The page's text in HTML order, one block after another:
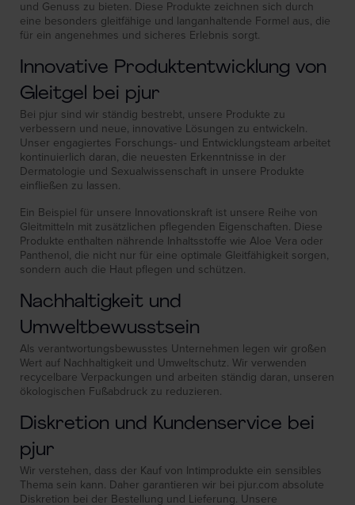
und Genuss zu bieten. Diese Produkte zeichnen sich durch
eine besonders gleitfähige und langanhaltende Formel aus, die
für ein angenehmes und sicheres Erlebnis sorgt.
Innovative Produktentwicklung von
Gleitgel bei pjur
Bei pjur sind wir ständig bestrebt, unsere Produkte zu
verbessern und neue, innovative Lösungen zu entwickeln.
Unser engagiertes Forschungs- und Entwicklungsteam arbeitet
kontinuierlich daran, die neuesten Erkenntnisse in der
Dermatologie und Sexualwissenschaft in unsere Produkte
einfließen zu lassen.
Ein Beispiel für unsere Innovationskraft ist unsere Reihe von
Gleitmitteln mit zusätzlichen pflegenden Eigenschaften. Diese
Produkte enthalten nährende Inhaltsstoffe wie Aloe Vera oder
Panthenol, die nicht nur für eine optimale Gleitfähigkeit sorgen,
sondern auch die Haut pflegen und schützen.
Nachhaltigkeit und
Umweltbewusstsein
Als verantwortungsbewusstes Unternehmen legen wir großen
Wert auf Nachhaltigkeit und Umweltschutz. Wir verwenden
recycelbare Verpackungen und arbeiten ständig daran, unseren
ökologischen Fußabdruck zu reduzieren.
Diskretion und Kundenservice bei
pjur
Wir verstehen, dass der Kauf von Intimprodukte ein sensibles
Thema sein kann. Daher garantieren wir bei pjur.com absolute
Diskretion bei der Bestellung und Lieferung. Unsere